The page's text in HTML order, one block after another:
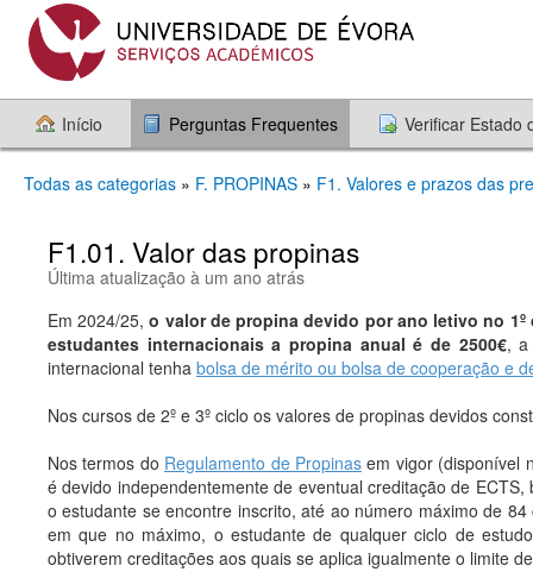
Início Perguntas Frequentes Verificar Estado
Todas as categorias » F. PROPINAS » F1. Valores e prazos das
F1.01. Valor das propinas
Última atualização à um ano atrás
Em 2024/25,o valor de propina devido por ano letivo no
estudantes internacionais a propina anual é de 2500€, a
internacional tenha bolsa de mérito ou bolsa de cooperação e
Nos cursos de 2º e 3º ciclo os valores de propinas devidos
Nos termos do Regulamento de Propinasem vigor (disponível
é devido independentemente de eventual creditação de
o estudante se encontre inscrito, até ao número máximo de
em que no máximo, o estudante de qualquer ciclo de
obtiverem creditações aos quais se aplica igualmente o limite